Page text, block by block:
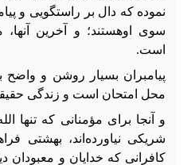
نموده که دال بر راستگویی و
سوی اوهستند؛ و آخرین
است.
پیامبران بسیار روشن و واضح
محل امتحان است و زندگی
و آنجا برای مؤمنانی که تنها
شریکی نیاورده‌اند، بهشتی
کافرانی که خدایان و معبودان